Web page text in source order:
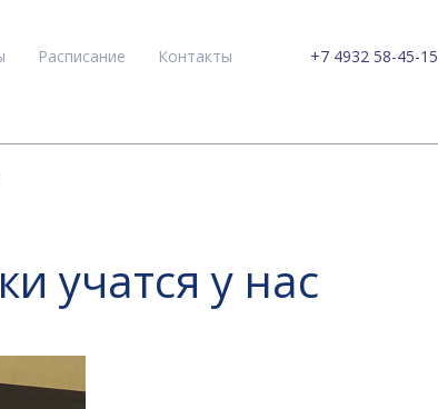
Расписание Контакты +7 4932 58-45-15
учатся у нас